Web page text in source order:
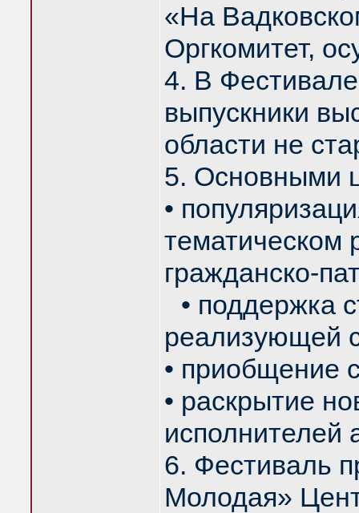
«На
Оргкомитет,
4. В
выпускники
области не
5. Основными
•
тематическом
гражданско-
• поддержка
реализующей
• приобщение
• раскрытие
исполнителей
6. Фестиваль
Молодая»